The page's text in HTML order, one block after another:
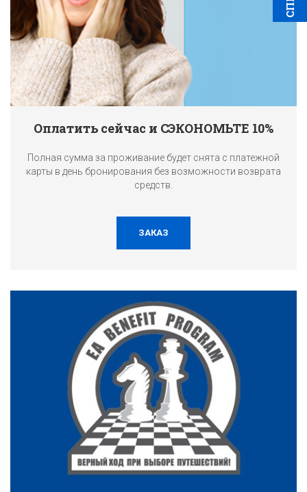
Оплатить сейчас и СЭКОНОМЬТЕ 10%
Полная сумма за проживание будет снята с платежной
карты в день бронирования без возможности возврата
средств.
ЗАКАЗ